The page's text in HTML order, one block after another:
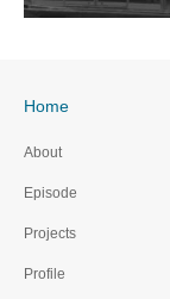
六本木
Home
About
Episode
Projects
Profile